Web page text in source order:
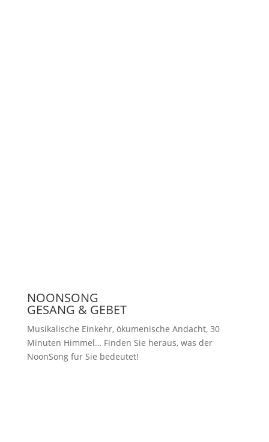
NOONSONG
GESANG & GEBET
Musikalische Einkehr, ökumenische Andacht, 30
Minuten Himmel… Finden Sie heraus, was der
NoonSong für Sie bedeutet!